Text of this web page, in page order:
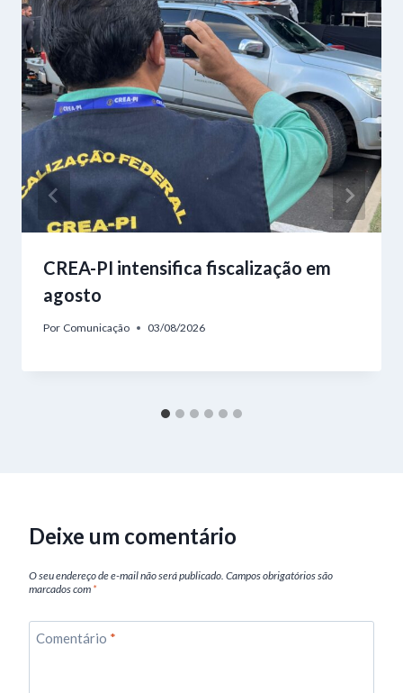
CREA-PI intensifica fiscalização em
agosto
Por Comunicação 03/08/2026
Deixe um comentário
O seu endereço de e-mail não será publicado. Campos obrigatórios são
marcados com *
Comentário *